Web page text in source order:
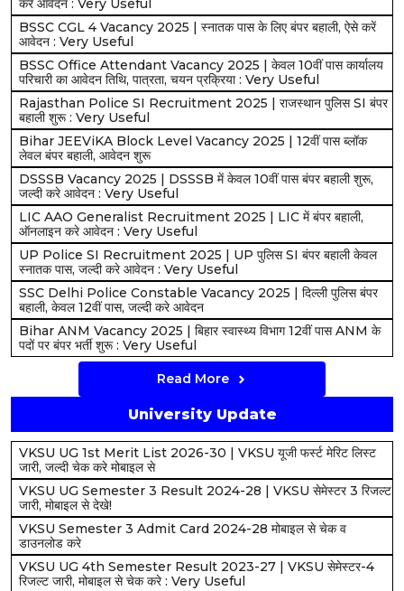
करे आवेदन : Very Useful
BSSC CGL 4 Vacancy 2025 | स्नातक पास के लिए बंपर बहाली, ऐसे करें
आवेदन : Very Useful
BSSC Office Attendant Vacancy 2025 | केवल 10वीं पास कार्यालय
परिचारी का आवेदन तिथि, पात्रता, चयन प्रक्रिया : Very Useful
Rajasthan Police SI Recruitment 2025 | राजस्थान पुलिस SI बंपर
बहाली शुरू : Very Useful
Bihar JEEViKA Block Level Vacancy 2025 | 12वीं पास ब्लॉक
लेवल बंपर बहाली, आवेदन शुरू
DSSSB Vacancy 2025 | DSSSB में केवल 10वीं पास बंपर बहाली शुरू,
जल्दी करे आवेदन : Very Useful
LIC AAO Generalist Recruitment 2025 | LIC में बंपर बहाली,
ऑनलाइन करे आवेदन : Very Useful
UP Police SI Recruitment 2025 | UP पुलिस SI बंपर बहाली केवल
स्नातक पास, जल्दी करे आवेदन : Very Useful
SSC Delhi Police Constable Vacancy 2025 | दिल्ली पुलिस बंपर
बहाली, केवल 12वीं पास, जल्दी करे आवेदन
Bihar ANM Vacancy 2025 | बिहार स्वास्थ्य विभाग 12वीं पास ANM के
पदों पर बंपर भर्ती शुरू : Very Useful
Read More
University Update
VKSU UG 1st Merit List 2026-30 | VKSU यूजी फर्स्ट मेरिट लिस्ट
जारी, जल्दी चेक करे मोबाइल से
VKSU UG Semester 3 Result 2024-28 | VKSU सेमेस्टर 3 रिजल्ट
जारी, मोबाइल से देखे!
VKSU Semester 3 Admit Card 2024-28 मोबाइल से चेक व
डाउनलोड करे
VKSU UG 4th Semester Result 2023-27 | VKSU सेमेस्टर-4
रिजल्ट जारी, मोबाइल से चेक करे : Very Useful